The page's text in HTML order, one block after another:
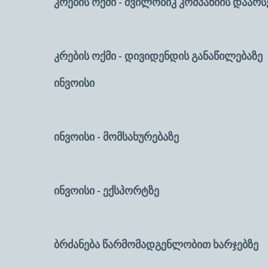
კრების ოქმი - დივიდენდის განაწილებაზე
ინვოისი
ინვოისი - მომსახურებაზე
ინვოისი - ექსპორტზე
ბრძანება წარმომადგენლობით ხარჯებზე